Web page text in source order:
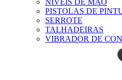
NIVEIS DE MÃO
PISTOLAS DE
SERROTE
TALHADEIRAS
VIBRADOR DE